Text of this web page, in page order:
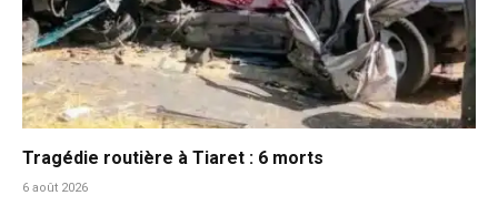
Tragédie routière à Tiaret : 6 morts
6 août 2026